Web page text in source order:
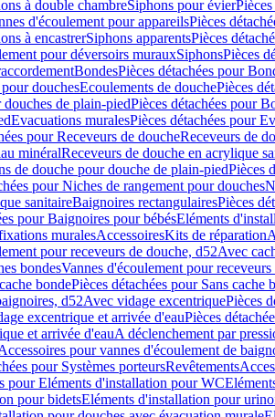
à double chambreSiphons pour évier
d'écoulement pour appareilsPièces
à encastrerSiphons apparentsPièces
pour déversoirs murauxSiphonsPièces
BondesPièces détachées pour
douchesEcoulements de douchePièces
de plain-piedPièces détachées pour
Evacuations muralesPièces détachées pour
pour Receveurs de doucheReceveurs de
minéralReceveurs de douche en acrylique
de douche pour douche de plain-piedPièces
pour Niches de rangement pour douches
sanitaireBaignoires rectangulairesPièces
pour Baignoires pour bébésEléments
muralesAccessoiresKits de réparation
pour receveurs de douche, d52Avec
bondesVannes d'écoulement pour
bondePièces détachées pour Sans cache
d52Avec vidage excentriquePièces
excentrique et arrivée d'eauPièces
et arrivée d'eauA déclenchement par
pour vannes d'écoulement de
pour Systèmes porteursRevêtements
pour Eléments d'installation pour WC
pour bidetsEléments d'installation pour